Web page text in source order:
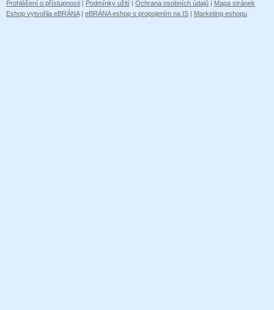
Prohlášení o přístupnosti | Podmínky užití | Ochrana osobních údajů | Mapa stránek
Eshop vytvořila eBRÁNA| eBRÁNA eshop s propojením na IS | Marketing eshopu